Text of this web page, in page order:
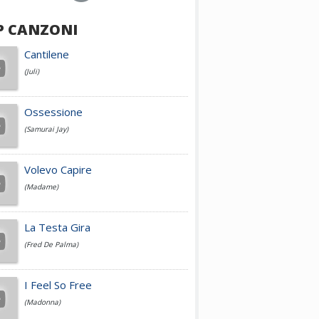
Achille Lauro
Cesare Cremonini
Jovanotti
Fedez
Simone Cristicchi
CANZONI
Cantilene
(Juli)
Ossessione
(Samurai Jay)
Volevo Capire
(Madame)
La Testa Gira
(Fred De Palma)
I Feel So Free
(Madonna)